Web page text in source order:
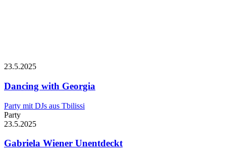
23.5.2025
Dancing with Georgia
Party mit DJs aus Tbilissi
Party
23.5.2025
Gabriela Wiener Unentdeckt